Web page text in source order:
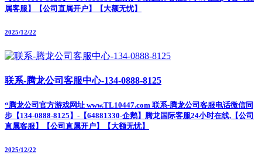
属客服】【公司直属开户】【大额无忧】
2025/12/22
联系-腾龙公司客服中心-134-0888-8125
“腾龙公司官方游戏网址 www.TL10447.com 联系-腾龙公司客服电话微信同
步【134-0888-8125】-【64881330-企鹅】腾龙国际客服24小时在线,【公司
直属客服】【公司直属开户】【大额无忧】
2025/12/22